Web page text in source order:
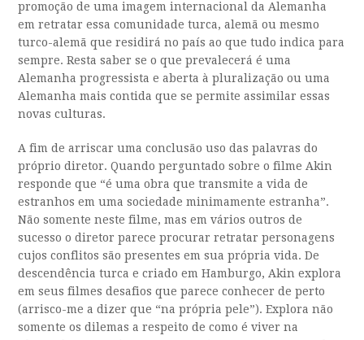
promoção de uma imagem internacional da Alemanha
em retratar essa comunidade turca, alemã ou mesmo
turco-alemã que residirá no país ao que tudo indica para
sempre. Resta saber se o que prevalecerá é uma
Alemanha progressista e aberta à pluralização ou uma
Alemanha mais contida que se permite assimilar essas
novas culturas.
A fim de arriscar uma conclusão uso das palavras do
próprio diretor. Quando perguntado sobre o filme Akin
responde que “é uma obra que transmite a vida de
estranhos em uma sociedade minimamente estranha”.
Não somente neste filme, mas em vários outros de
sucesso o diretor parece procurar retratar personagens
cujos conflitos são presentes em sua própria vida. De
descendência turca e criado em Hamburgo, Akin explora
em seus filmes desafios que parece conhecer de perto
(arrisco-me a dizer que “na própria pele”). Explora não
somente os dilemas a respeito de como é viver na